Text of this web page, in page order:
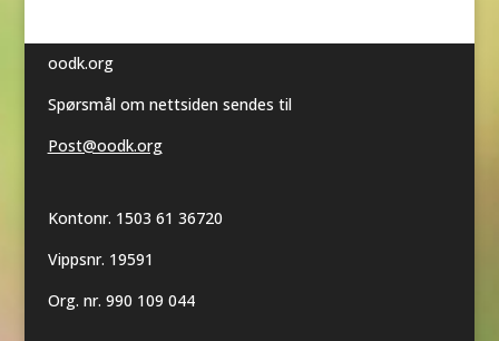
oodk.org
Spørsmål om nettsiden sendes til
Post@oodk.org
Kontonr. 1503 61 36720
Vippsnr. 19591
Org. nr. 990 109 044